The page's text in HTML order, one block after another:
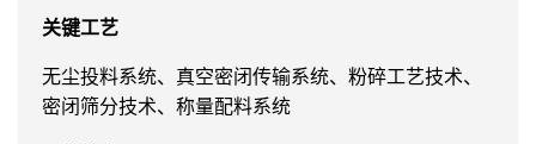
关键工艺
无尘投料系统、真空密闭传输系统、粉碎工艺技术、
密闭筛分技术、称量配料系统